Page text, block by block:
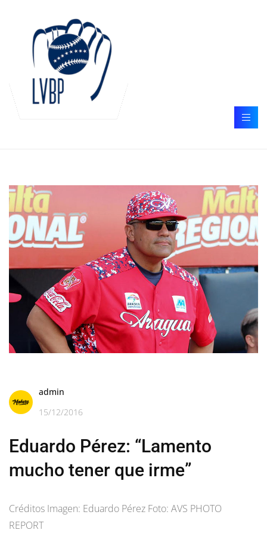
admin
15/12/2016
Eduardo Pérez: “Lamento
mucho tener que irme”
Créditos Imagen: Eduardo Pérez Foto: AVS PHOTO
REPORT